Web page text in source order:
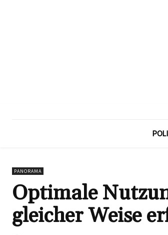
PANORAMA
Optimale
gleicher Weise